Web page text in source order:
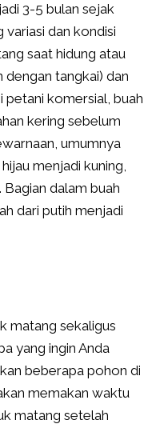
3-5 bulan sejak
dan kondisi
saat hidung atau
dengan tangkai) dan
petani komersial, buah
kering sebelum
umumnya
menjadi kuning,
dalam buah
dari putih menjadi
matang sekaligus
yang ingin Anda
beberapa pohon di
memakan waktu
matang setelah